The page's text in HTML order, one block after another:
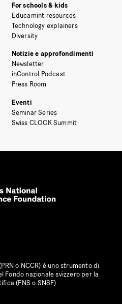
For schools & kids
Educamint resources
Technology explainers
Diversity
Notizie e approfondimenti
Newsletter
inControl Podcast
Press Room
Eventi
Seminar Series
Swiss CLOCK Summit
o NCCR) è uno strumento di
Fondo nazionale svizzero per la
(FNS o SNSF)